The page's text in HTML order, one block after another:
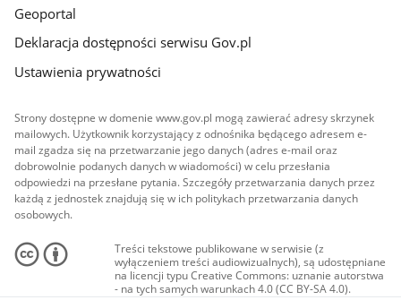
Geoportal
Deklaracja dostępności serwisu Gov.pl
Ustawienia prywatności
Strony dostępne w domenie www.gov.pl mogą zawierać adresy skrzynek
mailowych. Użytkownik korzystający z odnośnika będącego adresem e-
mail zgadza się na przetwarzanie jego danych (adres e-mail oraz
dobrowolnie podanych danych w wiadomości) w celu przesłania
odpowiedzi na przesłane pytania. Szczegóły przetwarzania danych przez
każdą z jednostek znajdują się w ich politykach przetwarzania danych
osobowych.
Treści tekstowe publikowane w serwisie (z
wyłączeniem treści audiowizualnych), są udostępniane
na licencji typu Creative Commons: uznanie autorstwa
- na tych samych warunkach 4.0 (CC BY-SA 4.0).